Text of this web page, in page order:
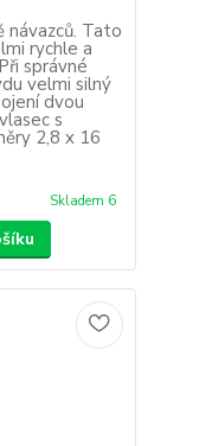
návazců. Tato
rychle a
správné
velmi silný
dvou
s
2,8 x 16
Skladem 6